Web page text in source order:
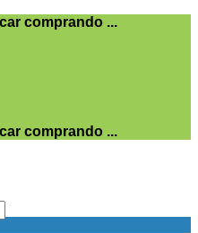
comprando ...
comprando ...